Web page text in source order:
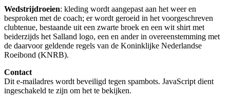
Wedstrijdroeien: kleding wordt aangepast aan het weer en
besproken met de coach; er wordt geroeid in het voorgeschreven
clubtenue, bestaande uit een zwarte broek en een wit shirt met
beiderzijds het Salland logo, een en ander in overeenstemming met
de daarvoor geldende regels van de Koninklijke Nederlandse
Roeibond (KNRB).
Contact
Dit e-mailadres wordt beveiligd tegen spambots. JavaScript dient
ingeschakeld te zijn om het te bekijken.